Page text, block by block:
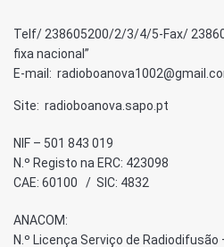
Telf/ 238605200/2/3/4/5-Fax/
fixa nacional”
E-mail:
Site: radioboanova.sapo.pt
NIF – 501 843 019
N.º Registo na ERC: 423098
CAE: 60100 / SIC: 4832
ANACOM:
N.º Licença Serviço de Radiodifusão